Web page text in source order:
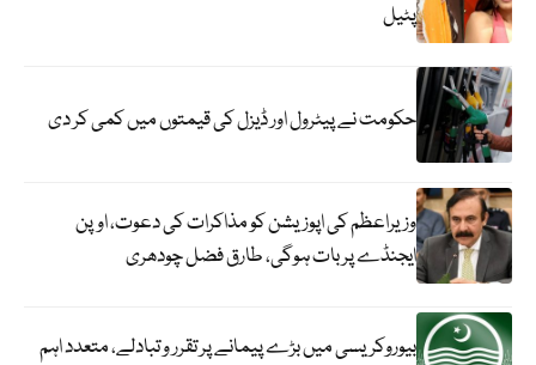
پٹیل
حکومت نے پیٹرول اور ڈیزل کی قیمتوں میں کمی کر دی
وزیراعظم کی اپوزیشن کو مذاکرات کی دعوت، اوپن
ایجنڈے پر بات ہوگی، طارق فضل چودھری
بیوروکریسی میں بڑے پیمانے پر تقرر و تبادلے، متعدد اہم